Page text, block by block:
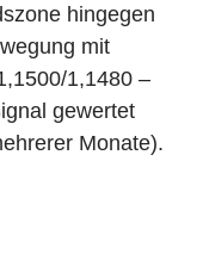
hingegen
mit
1,1480 –
gewertet
Monate).